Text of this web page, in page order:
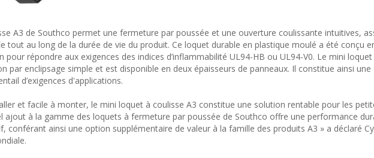
A3 de Southco permet une fermeture par poussée et une ouverture coulissante intuitives,
tout au long de la durée de vie du produit. Ce loquet durable en plastique moulé a été conçu
pour répondre aux exigences des indices d’inflammabilité UL94-HB ou UL94-V0. Le mini
par enclipsage simple et est disponible en deux épaisseurs de panneaux. Il constitue ainsi
d’exigences d'applications.
et facile à monter, le mini loquet à coulisse A3 constitue une solution rentable pour les
ajout à la gamme des loquets à fermeture par poussée de Southco offre une performance
conférant ainsi une option supplémentaire de valeur à la famille des produits A3 » a déclaré